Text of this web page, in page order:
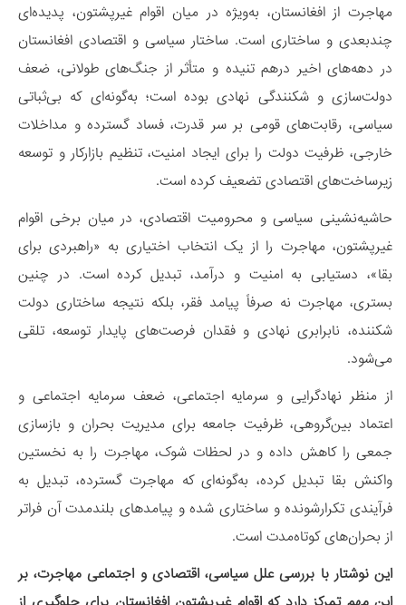
مهاجرت از افغانستان، به‌ویژه در میان اقوام غیرپشتون، پدیده‌ای
چندبعدی و ساختاری است. ساختار سیاسی و اقتصادی افغانستان
در دهه‌های اخیر درهم تنیده و متأثر از جنگ‌های طولانی، ضعف
دولت‌سازی و شکنندگی نهادی بوده است؛ به‌گونه‌ای که بی‌ثباتی
سیاسی، رقابت‌های قومی بر سر قدرت، فساد گسترده و مداخلات
خارجی، ظرفیت دولت را برای ایجاد امنیت، تنظیم بازارکار و توسعه
زیرساخت‌های اقتصادی تضعیف کرده است.
حاشیه‌نشینی سیاسی و محرومیت اقتصادی، در میان برخی اقوام
غیرپشتون، مهاجرت را از یک انتخاب اختیاری به «راهبردی برای
بقا»، دستیابی به امنیت و درآمد، تبدیل کرده است. در چنین
بستری، مهاجرت نه صرفاً پیامد فقر، بلکه نتیجه ساختاری دولت
شکننده، نابرابری نهادی و فقدان فرصت‌های پایدار توسعه، تلقی
می‌شود.
از منظر نهادگرایی و سرمایه اجتماعی، ضعف سرمایه اجتماعی و
اعتماد بین‌گروهی، ظرفیت جامعه برای مدیریت بحران و بازسازی
جمعی را کاهش داده و در لحظات شوک، مهاجرت را به نخستین
واکنش بقا تبدیل کرده، به‌گونه‌ای که مهاجرت گسترده، تبدیل به
فرآیندی تکرارشونده و ساختاری شده و پیامدهای بلندمدت آن فراتر
از بحران‌های کوتاه‌مدت است.
این نوشتار با بررسی علل سیاسی، اقتصادی و اجتماعی مهاجرت، بر